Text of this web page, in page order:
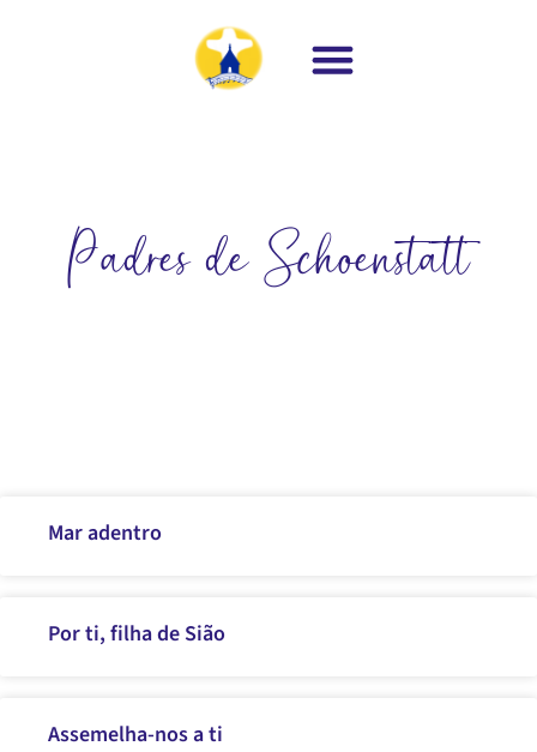
Padres de Schoenstatt
Mar adentro
Por ti, filha de Sião
Assemelha-nos a ti